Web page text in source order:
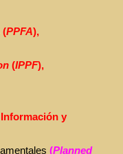
(PPFA),
(IPPF),
y
(Planned